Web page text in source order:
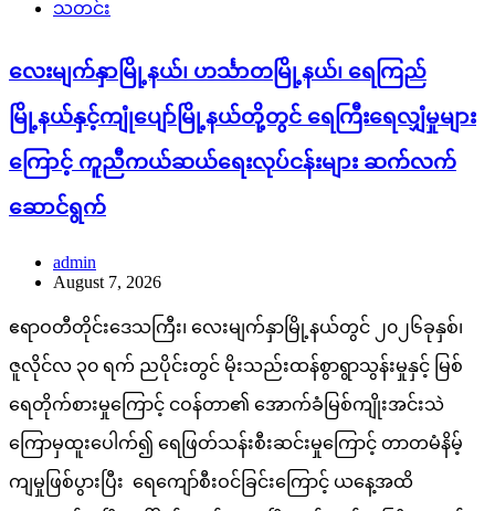
သတင်း
လေးမျက်နှာမြို့နယ်၊ ဟင်္သာတမြို့နယ်၊ ရေကြည်
မြို့နယ်နှင့်ကျုံပျော်မြို့နယ်တို့တွင် ရေကြီးရေလျှံမှုများ
ကြောင့် ကူညီကယ်ဆယ်ရေးလုပ်ငန်းများ ဆက်လက်
ဆောင်ရွက်
admin
August 7, 2026
ဧရာဝတီတိုင်းဒေသကြီး၊ လေးမျက်နှာမြို့နယ်တွင် ၂၀၂၆ခုနှစ်၊
ဇူလိုင်လ ၃၀ ရက် ညပိုင်းတွင် မိုးသည်းထန်စွာရွာသွန်းမှုနှင့် မြစ်
ရေတိုက်စားမှုကြောင့် ငဝန်တာ၏ အောက်ခံမြစ်ကျိုးအင်းသဲ
ကြောမှထူးပေါက်၍ ရေဖြတ်သန်းစီးဆင်းမှုကြောင့် တာတမံနိမ့်
ကျမှုဖြစ်ပွားပြီး ရေကျော်စီးဝင်ခြင်းကြောင့် ယနေ့အထိ